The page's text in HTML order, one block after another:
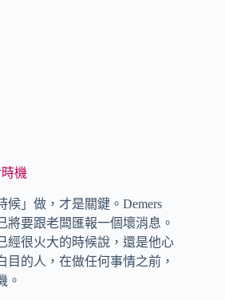
機
候」做，才是關鍵。Demers
將要跟老闆匯報一個壞消息。
經很火大的時候說，還是他心
目的人，在做任何事情之前，
。